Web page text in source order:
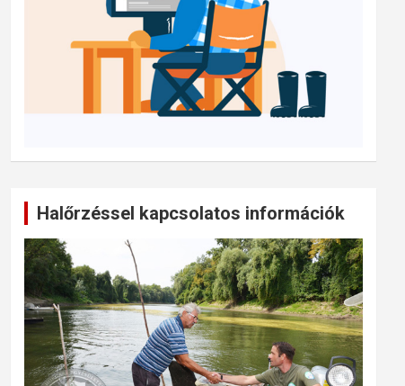
Halőrzéssel kapcsolatos információk